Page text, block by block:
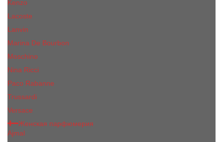
Kenzo
Lacoste
Lanvin
Marina De Bourbon
Moschino
Nina Ricci
Paco Rabanne
Trussardi
Versace
Женская парфюмерия
Ajmal